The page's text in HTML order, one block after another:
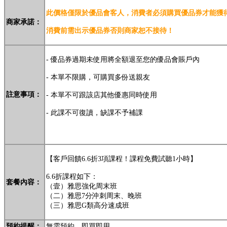
商家承諾：
此價格僅限於優品會客人，消費者必須購買優品券才能獲
消費前需出示優品券否則商家恕不接待！
註意事項：
- 優品券過期未使用將全額退至您的優品會賬戶內
- 本單不限購，可購買多份送親友
- 本單不可跟該店其他優惠同時使用
- 此課不可復讀，缺課不予補課
套餐內容：
【客戶回饋6.6折3項課程！課程免費試聽1小時】
6.6折課程如下：
（壹）雅思強化周末班
（二）雅思7分沖刺周末、晚班
（三）雅思G類高分速成班